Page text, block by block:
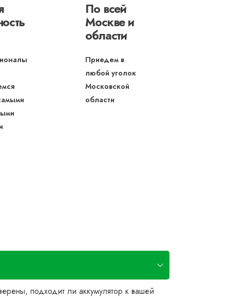
По всей
Москве и
области
Приедем в
любой уголок
Московской
области
подходит ли аккумулятор к вашей